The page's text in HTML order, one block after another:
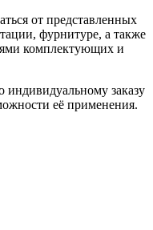
от представленных
фурнитуре, а также
комплектующих и
заказу
её применения.